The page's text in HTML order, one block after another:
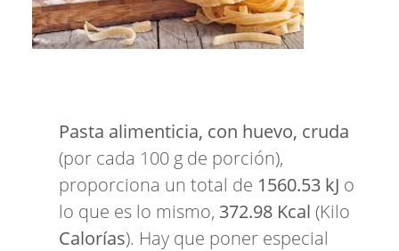
Pasta alimenticia, con huevo, cruda
(por cada 100 g de porción),
proporciona un total de 1560.53 kJ o
lo que es lo mismo, 372.98 Kcal (Kilo
Calorías). Hay que poner especial